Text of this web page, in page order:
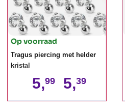
Op voorraad
Tragus piercing met helder
kristal
5,99 5,39